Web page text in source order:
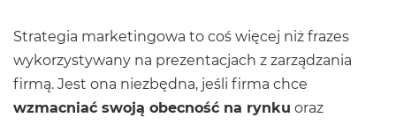
Strategia marketingowa to coś więcej niż frazes
wykorzystywany na prezentacjach z zarządzania
firmą. Jest ona niezbędna, jeśli firma chce
wzmacniać swoją obecność na rynku oraz